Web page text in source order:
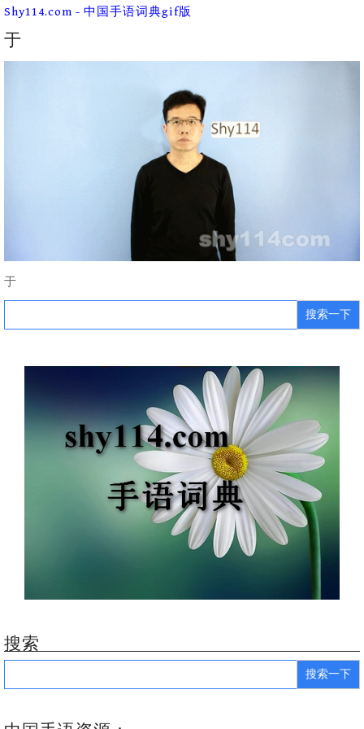
Skip
content
Shy114.com - 中国手语词典gif版
于
于
Search
搜索
Search